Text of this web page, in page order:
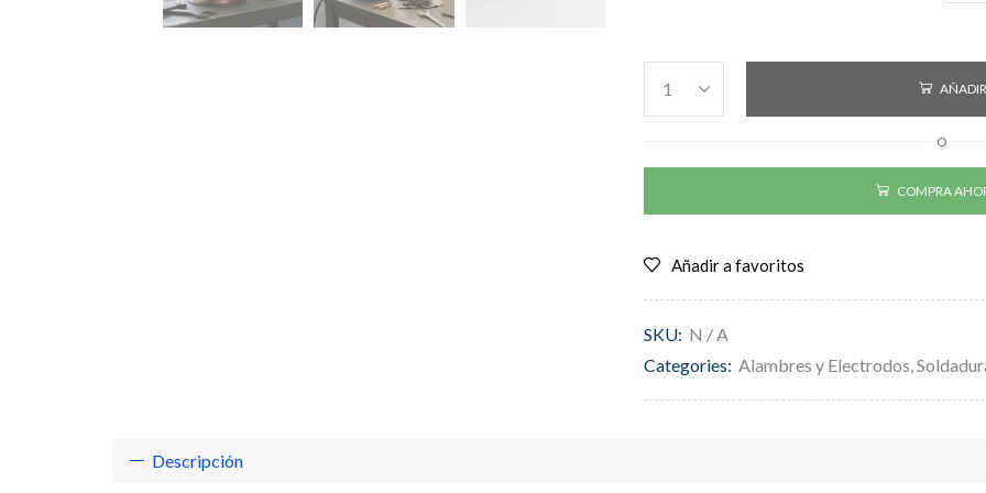
O
COMPRA
Añadir a favoritos
SKU: N / A
Categories: Alambres y Electrodos,
Descripción